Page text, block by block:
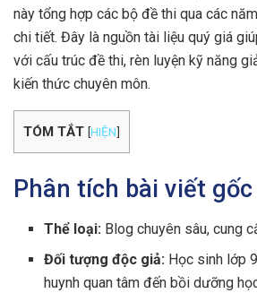
này tổng hợp các bộ đề thi qua các
chi tiết. Đây là nguồn tài liệu quý giá
với cấu trúc đề thi, rèn luyện kỹ năng
kiến thức chuyên môn.
TÓM TẮT [HIỆN]
Phân tích bài viết gốc
Thể loại: Blog chuyên sâu, cung
Đối tượng độc giả: Học sinh lớp
huynh quan tâm đến bồi dưỡng